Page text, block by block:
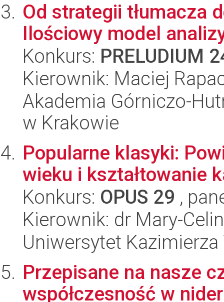
Od strategii tłumacza
Ilościowy model
Konkurs: PRELUDIUM
Kierownik: Maciej
Akademia Górniczo-
w Krakowie
Popularne klasyki:
wieku i kształtowanie
Konkurs: OPUS 29 ,
Kierownik: dr Mary-
Uniwersytet
Przepisane na nasze
współczesność w